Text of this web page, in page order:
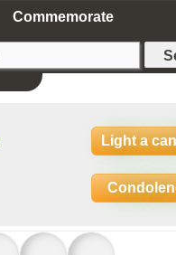
Commemorate
Light a